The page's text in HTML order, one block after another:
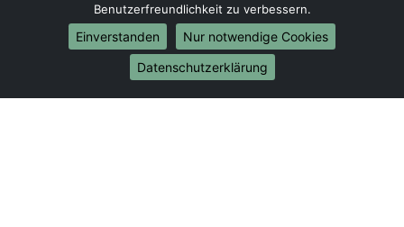
Umzug von Erlangen nach Bielefeld
Umzug von Erlangen nach Bonn
Umzug von Erlangen nach Münster
Benutzerfreundlichkeit zu verbessern.
Einverstanden
Nur notwendige Cookies
Datenschutzerklärung